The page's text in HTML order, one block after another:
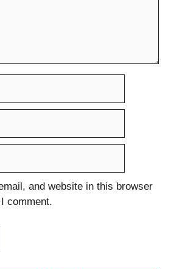
and website in this browser
comment.